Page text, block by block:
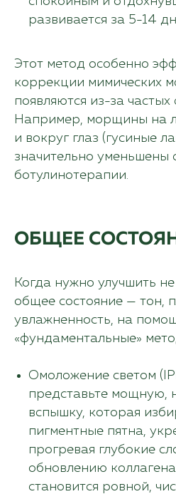
развивается за 5-14
Этот метод особенно
коррекции мимических
появляются из-за
Например, морщины на
и вокруг глаз (гусиные
значительно
ботулинотерапии.
ОБЩЕЕ
Когда нужно улучшить
общее состояние — тон,
увлажненность, на
«фундаментальные»
Омоложение светом
представьте мощную,
вспышку, которая
пигментные пятна,
прогревая глубокие
обновлению
становится ровной,
Политика
©Laser Love, 2018-2024